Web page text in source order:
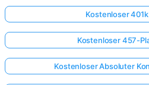
Kostenloser
Kostenloser 457-
Kostenloser Absoluter